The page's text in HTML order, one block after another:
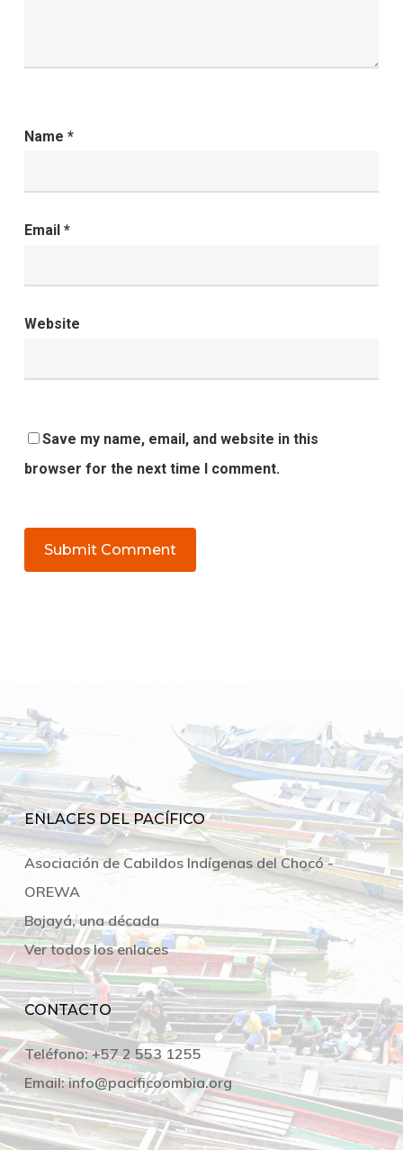
Name *
Email *
Website
Save my name, email, and website in this
browser for the next time I comment.
ENLACES DEL PACÍFICO
Asociación de Cabildos Indígenas del Chocó -
OREWA
Bojayá, una década
Ver todos los enlaces
CONTACTO
Teléfono:+57 2 553 1255
Email: info@pacificoombia.org